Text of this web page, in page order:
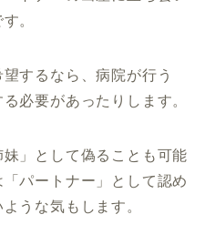
。
するなら、病院が行う
必要があったりします。
」として偽ることも可能
パートナー」として認め
うな気もします。